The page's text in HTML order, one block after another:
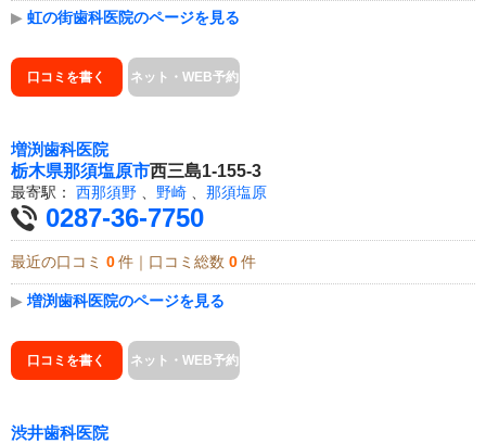
▶ 虹の街歯科医院のページを見る
口コミを書く ネット・WEB予約
増渕歯科医院
栃木県那須塩原市西三島1-155-3
最寄駅： 西那須野 野崎 那須塩原
0287-36-7750
最近の口コミ 0 件｜口コミ総数 0 件
▶ 増渕歯科医院のページを見る
口コミを書く ネット・WEB予約
渋井歯科医院